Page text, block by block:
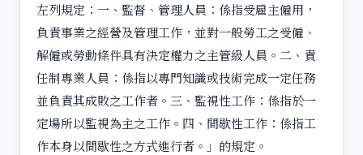
左列規定：一、監督、管理人員：係指受雇主僱用，
負責事業之經營及管理工作，並對一般勞工之受僱、
解僱或勞動條件具有決定權力之主管級人員。二、責
任制專業人員：係指以專門知識或技術完成一定任務
並負責其成敗之工作者。三、監視性工作：係指於一
定場所以監視為主之工作。四、間歇性工作：係指工
作本身以間歇性之方式進行者。」的規定。